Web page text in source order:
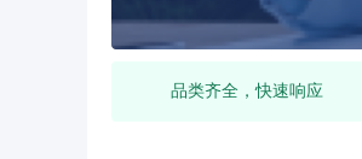
品类齐全，快速响应